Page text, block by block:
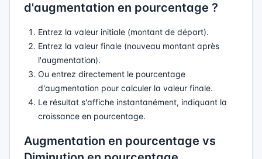
d'augmentation en pourcentage ?
Entrez la valeur initiale (montant de départ).
Entrez la valeur finale (nouveau montant après
l'augmentation).
Ou entrez directement le pourcentage
d'augmentation pour calculer la valeur finale.
Le résultat s'affiche instantanément, indiquant la
croissance en pourcentage.
Augmentation en pourcentage vs